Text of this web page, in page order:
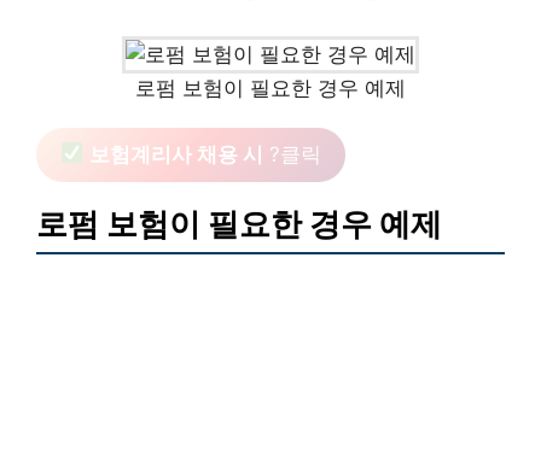
로펌 보험이 필요한 경우 예제
보험계리사 채용 시 ?클릭
로펌 보험이 필요한 경우 예제